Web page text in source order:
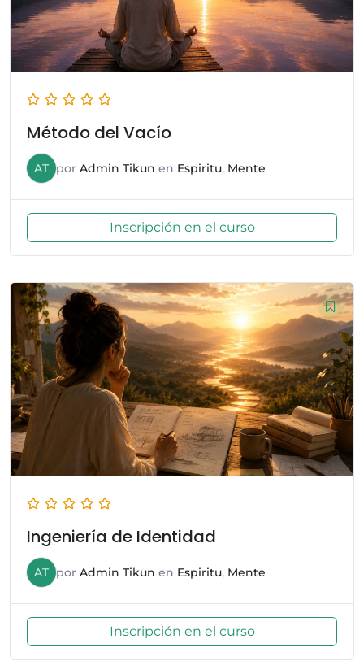
Método del Vacío
AT por Admin Tikun en Espiritu, Mente
Inscripción en el curso
Ingeniería de Identidad
AT por Admin Tikun en Espiritu, Mente
Inscripción en el curso